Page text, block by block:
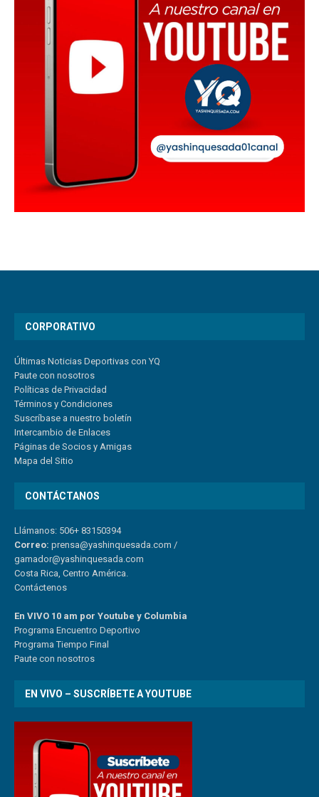
CORPORATIVO
Últimas Noticias Deportivas con YQ
Paute con nosotros
Políticas de Privacidad
Términos y Condiciones
Suscríbase a nuestro boletín
Intercambio de Enlaces
Páginas de Socios y Amigas
Mapa del Sitio
CONTÁCTANOS
Llámanos: 506+ 83150394
Correo: prensa@yashinquesada.com /
gamador@yashinquesada.com
Costa Rica, Centro América.
Contáctenos
En VIVO 10 am por Youtube y Columbia
Programa Encuentro Deportivo
Programa Tiempo Final
Paute con nosotros
EN VIVO – SUSCRÍBETE A YOUTUBE